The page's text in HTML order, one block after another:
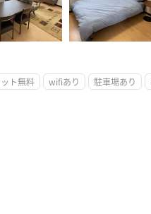
ト無料 wifiあり 駐車場あり